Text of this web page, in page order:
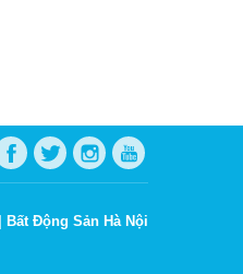
Bất Động Sản Hà Nội